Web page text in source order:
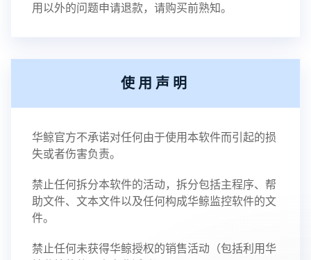
用以外的问题申请退款，请购买前熟知。
使用声明
华鲸官方不承诺对任何由于使用本软件而引起的损
失或者伤害负责。
禁止任何拆分本软件的活动，拆分包括主程序、帮
助文件、文本文件以及任何构成华鲸监控软件的文
件。
禁止任何未获得华鲸授权的销售活动（包括利用华